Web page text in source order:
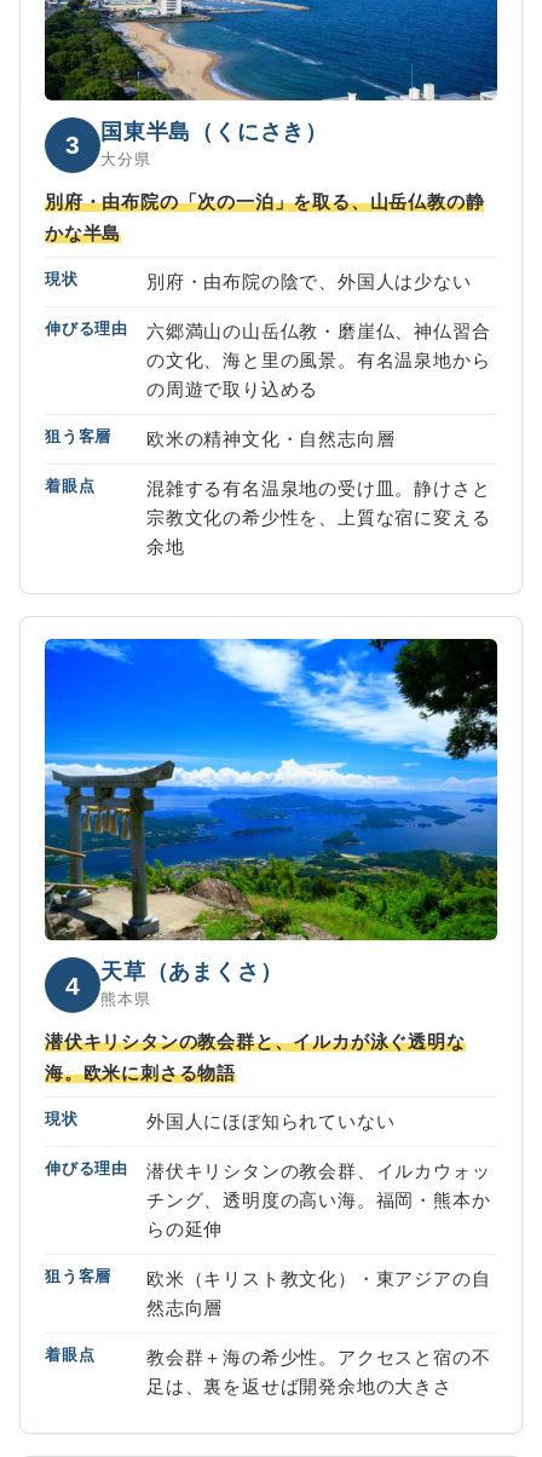
3 国東半島（くにさき）
大分県
別府・由布院の「次の一泊」を取る、山岳仏教の静
かな半島
現状 別府・由布院の陰で、外国人は少ない
伸びる理由
六郷満山の山岳仏教・磨崖仏、神仏習合
の文化、海と里の風景。有名温泉地から
の周遊で取り込める
狙う客層 欧米の精神文化・自然志向層
着眼点
混雑する有名温泉地の受け皿。静けさと
宗教文化の希少性を、上質な宿に変える
余地
4 天草（あまくさ）
熊本県
潜伏キリシタンの教会群と、イルカが泳ぐ透明な
海。欧米に刺さる物語
現状 外国人にほぼ知られていない
伸びる理由
潜伏キリシタンの教会群、イルカウォッ
チング、透明度の高い海。福岡・熊本か
らの延伸
狙う客層
欧米（キリスト教文化）・東アジアの自
然志向層
着眼点
教会群＋海の希少性。アクセスと宿の不
足は、裏を返せば開発余地の大きさ